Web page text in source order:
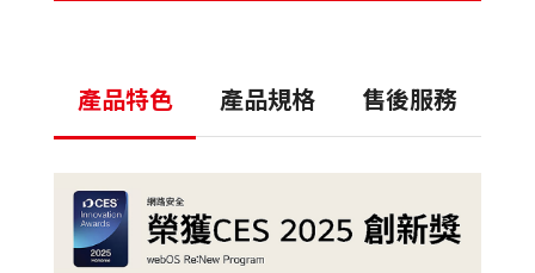
產品特色 產品規格 售後服務